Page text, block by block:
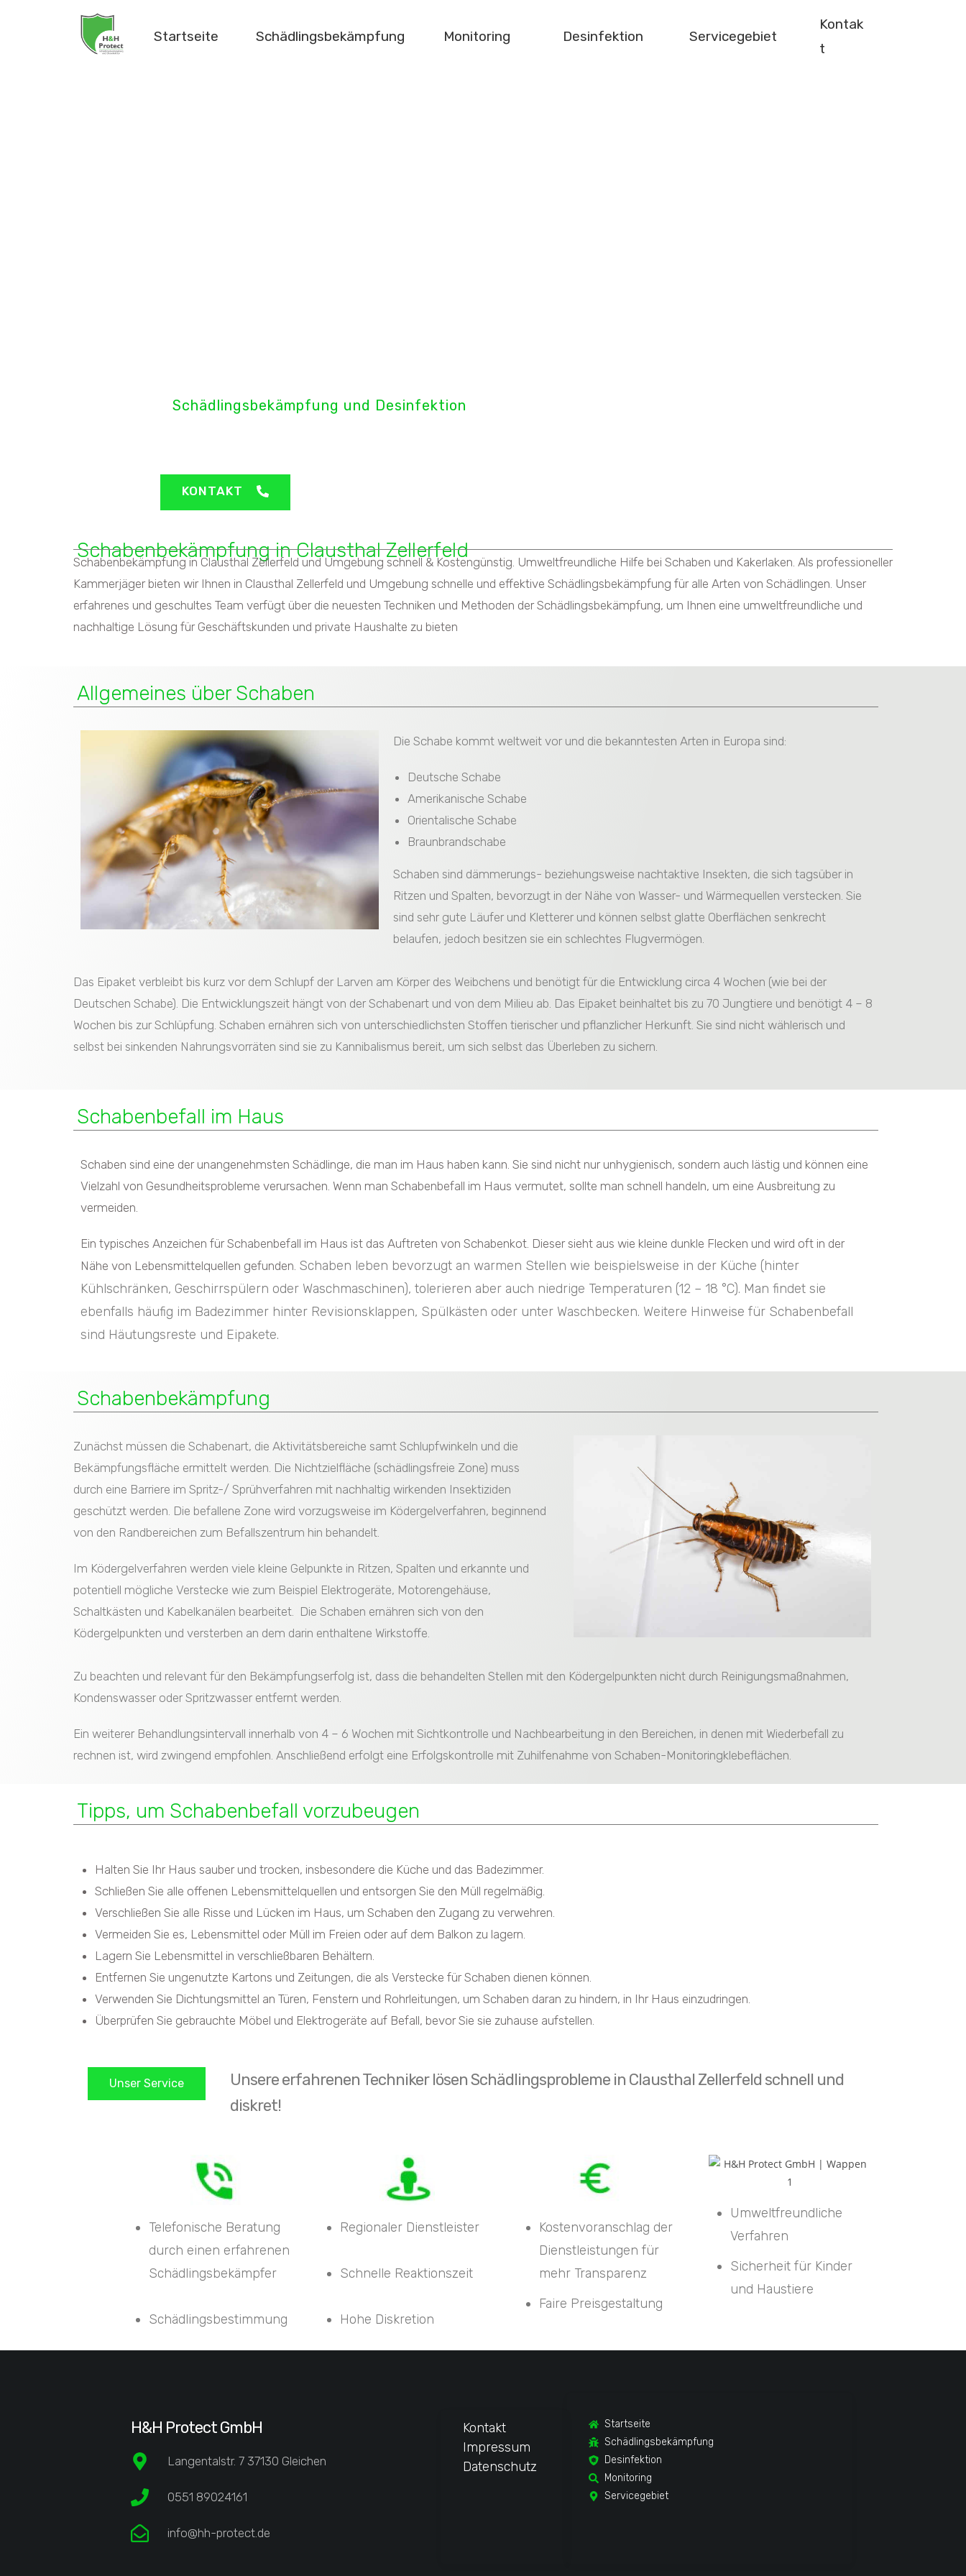
Startseite Schädlingsbekämpfung Monitoring Desinfektion Servicegebiet
Kontak
t
Schädlingsbekämpfung und Desinfektion
Schabenbekämpfung in Clausthal Zellerfeld
Schabenbekämpfung in Clausthal Zellerfeld und Umgebung schnell & Kostengünstig. Umweltfreundliche Hilfe bei Schaben und Kakerlaken. Als professioneller
Kammerjäger bieten wir Ihnen in Clausthal Zellerfeld und Umgebung schnelle und effektive Schädlingsbekämpfung für alle Arten von Schädlingen. Unser
erfahrenes und geschultes Team verfügt über die neuesten Techniken und Methoden der Schädlingsbekämpfung, um Ihnen eine umweltfreundliche und
nachhaltige Lösung für Geschäftskunden und private Haushalte zu bieten
KONTAKT
Allgemeines über Schaben
Die Schabe kommt weltweit vor und die bekanntesten Arten in Europa sind:
Deutsche Schabe
Amerikanische Schabe
Orientalische Schabe
Braunbrandschabe
Schaben sind dämmerungs- beziehungsweise nachtaktive Insekten, die sich tagsüber in
Ritzen und Spalten, bevorzugt in der Nähe von Wasser- und Wärmequellen verstecken. Sie
sind sehr gute Läufer und Kletterer und können selbst glatte Oberflächen senkrecht
belaufen, jedoch besitzen sie ein schlechtes Flugvermögen.
Das Eipaket verbleibt bis kurz vor dem Schlupf der Larven am Körper des Weibchens und benötigt für die Entwicklung circa 4 Wochen (wie bei der
Deutschen Schabe). Die Entwicklungszeit hängt von der Schabenart und von dem Milieu ab. Das Eipaket beinhaltet bis zu 70 Jungtiere und benötigt 4 – 8
Wochen bis zur Schlüpfung. Schaben ernähren sich von unterschiedlichsten Stoffen tierischer und pflanzlicher Herkunft. Sie sind nicht wählerisch und
selbst bei sinkenden Nahrungsvorräten sind sie zu Kannibalismus bereit, um sich selbst das Überleben zu sichern.
Schabenbefall im Haus
Schaben sind eine der unangenehmsten Schädlinge, die man im Haus haben kann. Sie sind nicht nur unhygienisch, sondern auch lästig und können eine
Vielzahl von Gesundheitsprobleme verursachen. Wenn man Schabenbefall im Haus vermutet, sollte man schnell handeln, um eine Ausbreitung zu
vermeiden.
Ein typisches Anzeichen für Schabenbefall im Haus ist das Auftreten von Schabenkot. Dieser sieht aus wie kleine dunkle Flecken und wird oft in der
Nähe von Lebensmittelquellen gefunden. Schaben leben bevorzugt an warmen Stellen wie beispielsweise in der Küche (hinter
Kühlschränken, Geschirrspülern oder Waschmaschinen), tolerieren aber auch niedrige Temperaturen (12 – 18 °C). Man findet sie
ebenfalls häufig im Badezimmer hinter Revisionsklappen, Spülkästen oder unter Waschbecken. Weitere Hinweise für Schabenbefall
sind Häutungsreste und Eipakete.
Schabenbekämpfung
Zunächst müssen die Schabenart, die Aktivitätsbereiche samt Schlupfwinkeln und die
Bekämpfungsfläche ermittelt werden. Die Nichtzielfläche (schädlingsfreie Zone) muss
durch eine Barriere im Spritz-/ Sprühverfahren mit nachhaltig wirkenden Insektiziden
geschützt werden. Die befallene Zone wird vorzugsweise im Ködergelverfahren, beginnend
von den Randbereichen zum Befallszentrum hin behandelt.
Im Ködergelverfahren werden viele kleine Gelpunkte in Ritzen, Spalten und erkannte und
potentiell mögliche Verstecke wie zum Beispiel Elektrogeräte, Motorengehäuse,
Schaltkästen und Kabelkanälen bearbeitet. Die Schaben ernähren sich von den
Ködergelpunkten und versterben an dem darin enthaltene Wirkstoffe.
Zu beachten und relevant für den Bekämpfungserfolg ist, dass die behandelten Stellen mit den Ködergelpunkten nicht durch Reinigungsmaßnahmen,
Kondenswasser oder Spritzwasser entfernt werden.
Ein weiterer Behandlungsintervall innerhalb von 4 – 6 Wochen mit Sichtkontrolle und Nachbearbeitung in den Bereichen, in denen mit Wiederbefall zu
rechnen ist, wird zwingend empfohlen. Anschließend erfolgt eine Erfolgskontrolle mit Zuhilfenahme von Schaben-Monitoringklebeflächen.
Tipps, um Schabenbefall vorzubeugen
Halten Sie Ihr Haus sauber und trocken, insbesondere die Küche und das Badezimmer.
Schließen Sie alle offenen Lebensmittelquellen und entsorgen Sie den Müll regelmäßig.
Verschließen Sie alle Risse und Lücken im Haus, um Schaben den Zugang zu verwehren.
Vermeiden Sie es, Lebensmittel oder Müll im Freien oder auf dem Balkon zu lagern.
Lagern Sie Lebensmittel in verschließbaren Behältern.
Entfernen Sie ungenutzte Kartons und Zeitungen, die als Verstecke für Schaben dienen können.
Verwenden Sie Dichtungsmittel an Türen, Fenstern und Rohrleitungen, um Schaben daran zu hindern, in Ihr Haus einzudringen.
Überprüfen Sie gebrauchte Möbel und Elektrogeräte auf Befall, bevor Sie sie zuhause aufstellen.
Unser Service
Unsere erfahrenen Techniker lösen Schädlingsprobleme in Clausthal Zellerfeld schnell und
diskret!
Telefonische Beratung
durch einen erfahrenen
Schädlingsbekämpfer
Schädlingsbestimmung
Regionaler Dienstleister
Schnelle Reaktionszeit
Hohe Diskretion
Kostenvoranschlag der
Dienstleistungen für
mehr Transparenz
Faire Preisgestaltung
Umweltfreundliche
Verfahren
Sicherheit für Kinder
und Haustiere
H&H Protect GmbH
Langentalstr. 7 37130 Gleichen
0551 89024161
info@hh-protect.de
Kontakt
Impressum
Datenschutz
Startseite
Schädlingsbekämpfung
Desinfektion
Monitoring
Servicegebiet